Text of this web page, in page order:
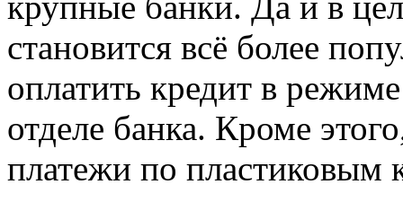
становится всё более
оплатить кредит в
отделе банка. Кроме
платежи по пластиковым